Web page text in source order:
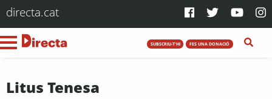
directa.cat
SUBSCRIU-T'HI FES UNA DONACIÓ
Litus Tenesa